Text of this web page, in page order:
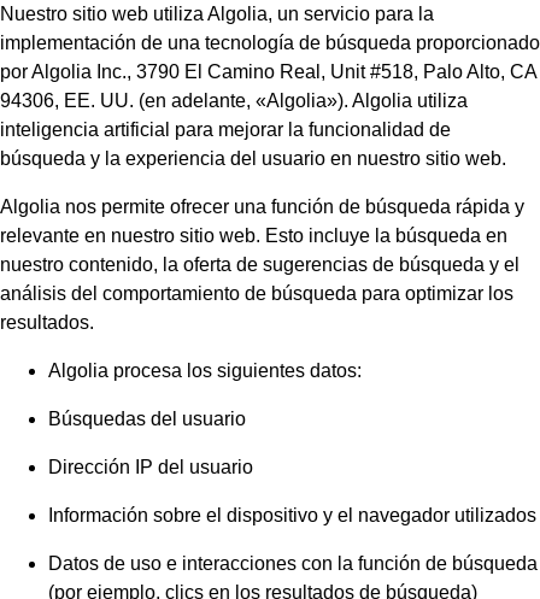
Nuestro sitio web utiliza Algolia, un servicio para la
implementación de una tecnología de búsqueda proporcionado
por Algolia Inc., 3790 El Camino Real, Unit #518, Palo Alto, CA
94306, EE. UU. (en adelante, «Algolia»). Algolia utiliza
inteligencia artificial para mejorar la funcionalidad de
búsqueda y la experiencia del usuario en nuestro sitio web.
Algolia nos permite ofrecer una función de búsqueda rápida y
relevante en nuestro sitio web. Esto incluye la búsqueda en
nuestro contenido, la oferta de sugerencias de búsqueda y el
análisis del comportamiento de búsqueda para optimizar los
resultados.
Algolia procesa los siguientes datos:
Búsquedas del usuario
Dirección IP del usuario
Información sobre el dispositivo y el navegador utilizados
Datos de uso e interacciones con la función de búsqueda
(por ejemplo, clics en los resultados de búsqueda)